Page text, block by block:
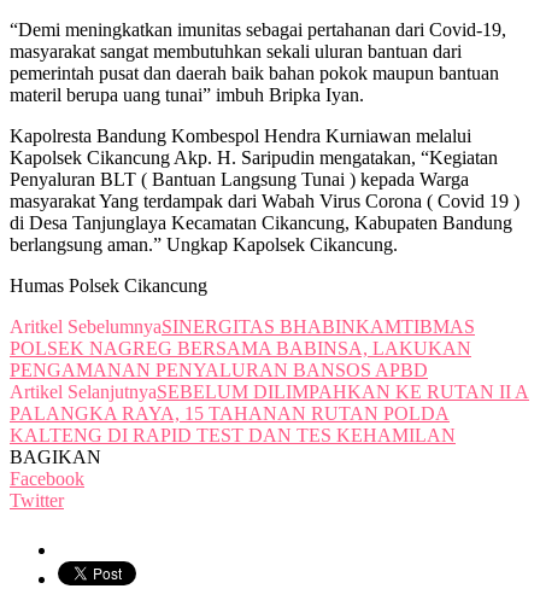
“Demi meningkatkan imunitas sebagai pertahanan dari Covid-19,
masyarakat sangat membutuhkan sekali uluran bantuan dari
pemerintah pusat dan daerah baik bahan pokok maupun bantuan
materil berupa uang tunai” imbuh Bripka Iyan.
Kapolresta Bandung Kombespol Hendra Kurniawan melalui
Kapolsek Cikancung Akp. H. Saripudin mengatakan, “Kegiatan
Penyaluran BLT ( Bantuan Langsung Tunai ) kepada Warga
masyarakat Yang terdampak dari Wabah Virus Corona ( Covid 19 )
di Desa Tanjunglaya Kecamatan Cikancung, Kabupaten Bandung
berlangsung aman.” Ungkap Kapolsek Cikancung.
Humas Polsek Cikancung
Aritkel SebelumnyaSINERGITAS BHABINKAMTIBMAS
POLSEK NAGREG BERSAMA BABINSA, LAKUKAN
PENGAMANAN PENYALURAN BANSOS APBD
Artikel SelanjutnyaSEBELUM DILIMPAHKAN KE RUTAN II A
PALANGKA RAYA, 15 TAHANAN RUTAN POLDA
KALTENG DI RAPID TEST DAN TES KEHAMILAN
BAGIKAN
Facebook
Twitter